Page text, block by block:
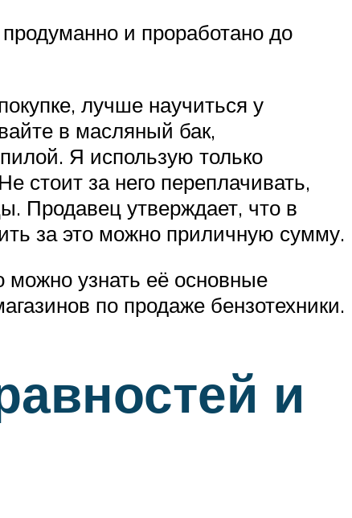
и проработано до
лучше научиться у
в масляный бак,
Я использую только
стоит за него переплачивать,
Продавец утверждает, что в
за это можно приличную сумму.
узнать её основные
по продаже бензотехники.
и